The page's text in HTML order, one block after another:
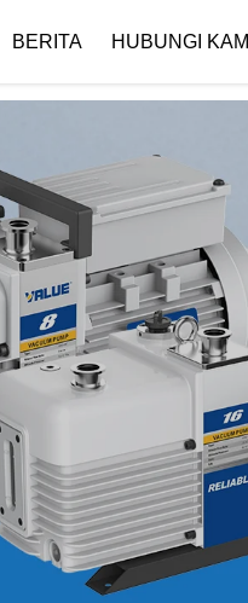
BERITA HUBUNGI KAMI